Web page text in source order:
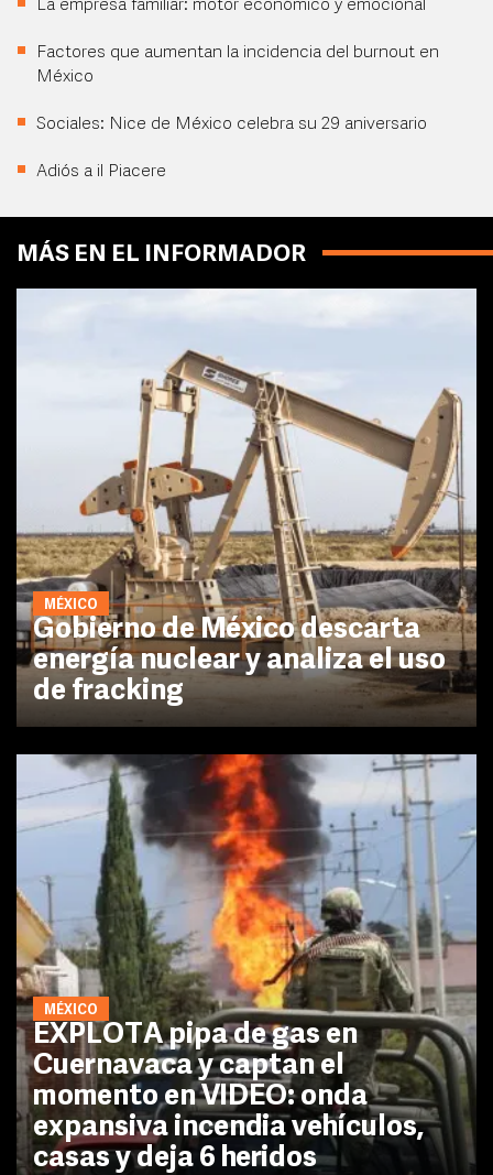
La empresa familiar: motor económico y emocional
Factores que aumentan la incidencia del burnout en
México
Sociales: Nice de México celebra su 29 aniversario
Adiós a il Piacere
MÁS EN EL INFORMADOR
MÉXICO
Gobierno de México descarta
energía nuclear y analiza el uso
de fracking
MÉXICO
EXPLOTA pipa de gas en
Cuernavaca y captan el
momento en VIDEO: onda
expansiva incendia vehículos,
casas y deja 6 heridos